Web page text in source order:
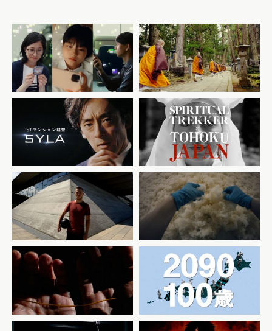
Rhythmic Toy World ポ
ケモンカードチャンネル OP
テーマ「ニジラルド」ミュー
ジックビデオ
Lost in Japan
Kumano×Tokyo
SYLA web CM
JNTO [Spiritual
Trekker × Tohoku 2018
FEATURING Pip
Stewart]
NIKON [Unchained |
Exploring new heights
with the Nikon D750]
FUKUSHIMA SAKE
ACADEMY
LION RUGS BRAND
アクサ生命保険「あなたが
100歳になるまでに日本で起
こること」